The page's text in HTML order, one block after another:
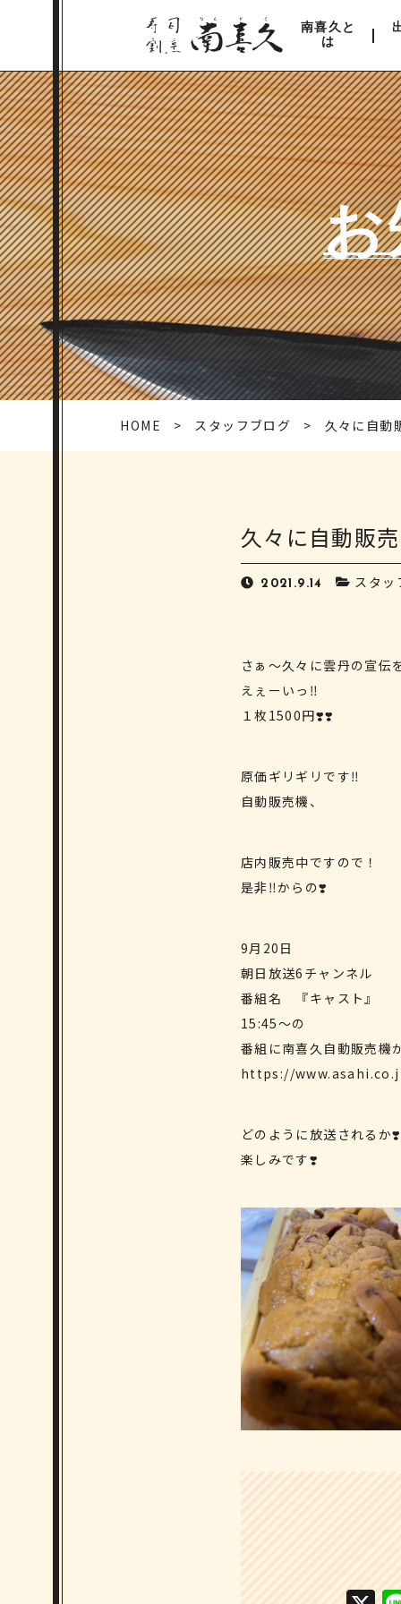
南喜久と
は
お
HOME スタッフブログ 久々に自動
久々に自動販
2021.9.14 スタッ
さぁ〜久々に雲丹の宣伝
えぇーいっ‼️
１枚1500円❣️❣️
原価ギリギリです‼️
自動販売機、
店内販売中ですので！
是非‼️からの❣️
9月20日
朝日放送6チャンネル
番組名 『キャスト』
15:45〜の
番組に南喜久自動販売機
https://
どのように放送されるか❣️
楽しみです❣️